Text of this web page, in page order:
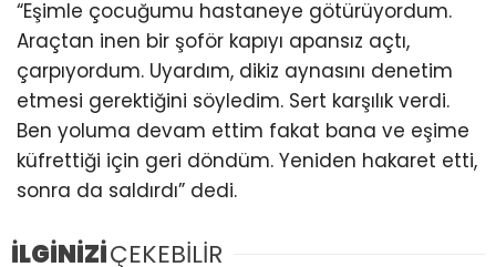
“Eşimle çocuğumu hastaneye götürüyordum.
Araçtan inen bir şoför kapıyı apansız açtı,
çarpıyordum. Uyardım, dikiz aynasını denetim
etmesi gerektiğini söyledim. Sert karşılık verdi.
Ben yoluma devam ettim fakat bana ve eşime
küfrettiği için geri döndüm. Yeniden hakaret etti,
sonra da saldırdı” dedi.
İLGİNİZİÇEKEBİLİR